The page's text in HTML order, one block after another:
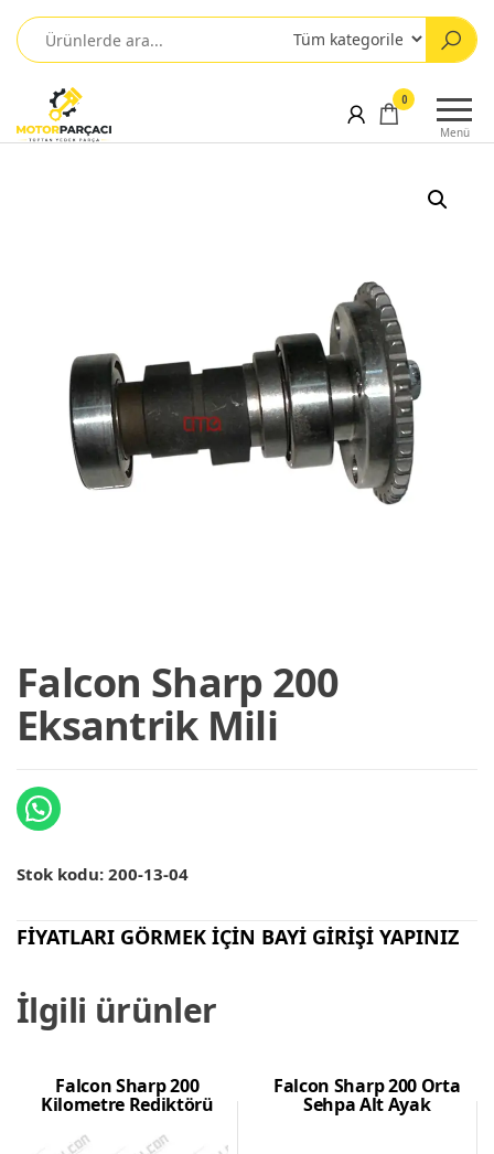
Menü
0
Falcon Sharp 200
Eksantrik Mili
Stok kodu: 200-13-04
FİYATLARI GÖRMEK İÇİN BAYİ GİRİŞİ YAPINIZ
İlgili ürünler
Falcon Sharp 200
Kilometre Rediktörü
Falcon Sharp 200 Orta
Sehpa Alt Ayak